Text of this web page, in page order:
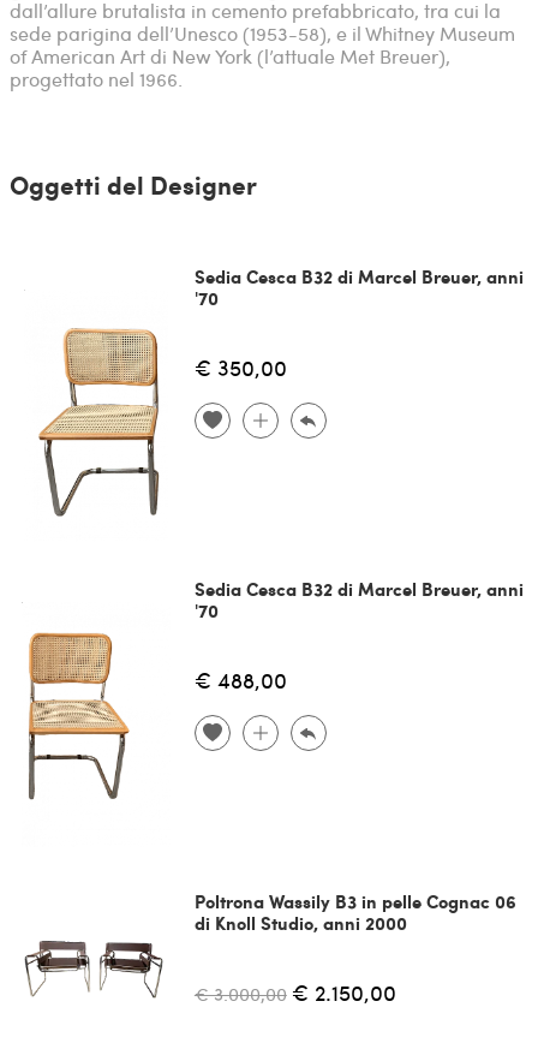
dall’allure brutalista in cemento prefabbricato, tra cui la
sede parigina dell’Unesco (1953-58), e il Whitney Museum
of American Art di New York (l’attuale Met Breuer),
progettato nel 1966.
Oggetti del Designer
Sedia Cesca B32 di Marcel Breuer, anni
'70
€ 350,00
Sedia Cesca B32 di Marcel Breuer, anni
'70
€ 488,00
Poltrona Wassily B3 in pelle Cognac 06
di Knoll Studio, anni 2000
€ 3.000,00 € 2.150,00